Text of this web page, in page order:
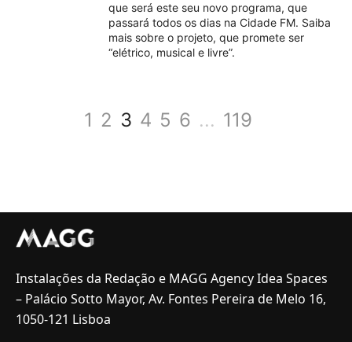
que será este seu novo programa, que
passará todos os dias na Cidade FM. Saiba
mais sobre o projeto, que promete ser
“elétrico, musical e livre”.
1 2 3 4 5 6 ... 119
Instalações da Redação e MAGG Agency Idea Spaces
– Palácio Sotto Mayor, Av. Fontes Pereira de Melo 16,
1050-121 Lisboa